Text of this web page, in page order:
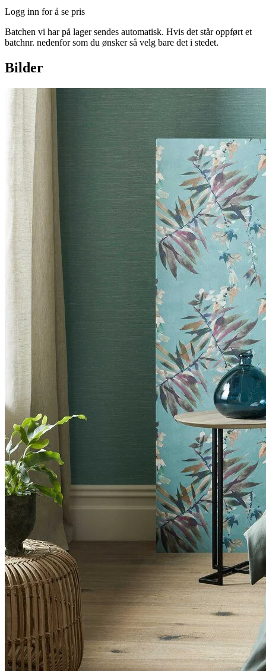
Logg inn for å se pris
Batchen vi har på lager sendes automatisk. Hvis det står oppført et
batchnr. nedenfor som du ønsker så velg bare det i stedet.
Bilder